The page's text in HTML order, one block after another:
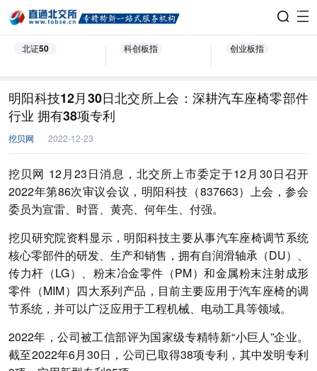
北证50 科创板指 创业板指
明阳科技12月30日北交所上会：深耕汽车座椅零部件
行业 拥有38项专利
挖贝网 2022-12-23
挖贝网 12月23日消息，北交所上市委定于12月30日召开
2022年第86次审议会议， 明阳科技 （837663）上会，参会
委员为宣雷、时晋、黄亮、何年生、付强。
挖贝研究院资料显示， 明阳科技主要从事汽车座椅调节系统
核心零部件的研发、生产和销售，拥有自润滑轴承（DU）、
传力杆（LG）、粉末冶金零件（PM）和金属粉末注射成形
零件（MIM）四大系列产品，目前主要应用于汽车座椅的调
节系统，并可以广泛应用于工程机械、电动工具等领域。
2022年，公司被工信部评为国家级专精特新“小巨人”企业。
截至2022年6月30日，公司已取得38项专利，其中发明专利